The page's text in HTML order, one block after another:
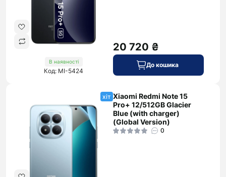
В наявності
Код: MI-5424
20 720 ₴
До кошика
хіт Xiaomi Redmi Note 15
Pro+ 12/512GB Glacier
Blue (with charger)
(Global Version)
0